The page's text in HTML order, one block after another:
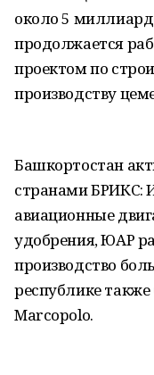
около 5
продолжается
проектом по
производству
Башкортостан
странами БРИКС:
авиационные
удобрения, ЮАР
производство
республике
Marcopolo.